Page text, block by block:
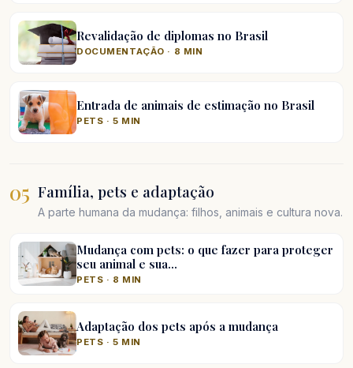
Revalidação de diplomas no Brasil
DOCUMENTAÇÃO · 8 MIN
Entrada de animais de estimação no Brasil
PETS · 5 MIN
05 Família, pets e adaptação
A parte humana da mudança: filhos, animais e cultura nova.
Mudança com pets: o que fazer para proteger
seu animal e sua…
PETS · 8 MIN
Adaptação dos pets após a mudança
PETS · 5 MIN